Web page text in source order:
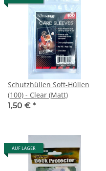
Schutzhüllen Soft-Hüllen
(100) - Clear (Matt)
1,50 € *
AUF LAGER